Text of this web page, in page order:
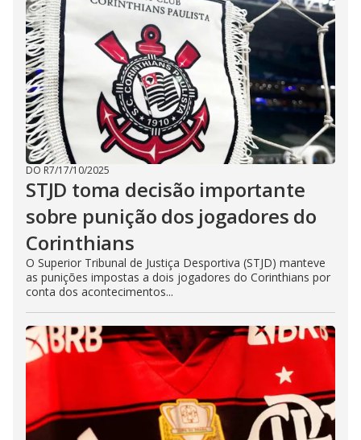
DO R7/17/10/2025
STJD toma decisão importante
sobre punição dos jogadores do
Corinthians
O Superior Tribunal de Justiça Desportiva (STJD) manteve
as punições impostas a dois jogadores do Corinthians por
conta dos acontecimentos...